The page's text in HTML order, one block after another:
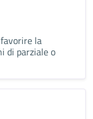
la
di parziale o